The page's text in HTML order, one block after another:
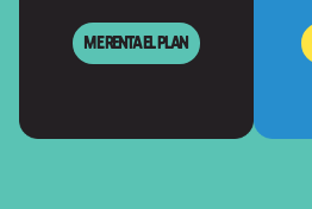
ME RENTA EL PLAN